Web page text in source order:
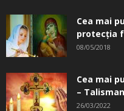
Cea mai
protecția
08/05/2018
Cea mai
–
26/03/2022